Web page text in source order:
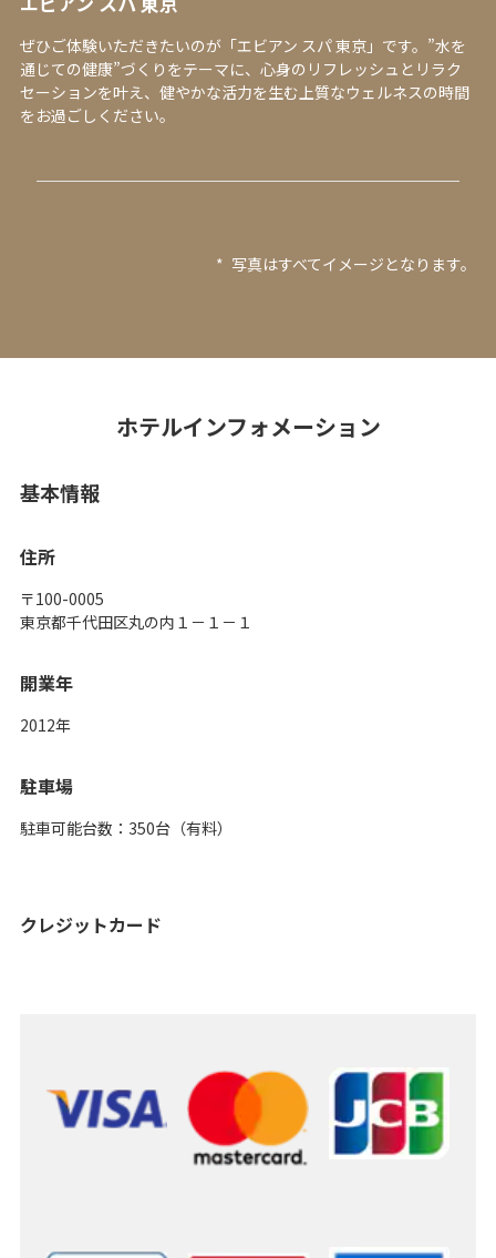
ぜひご体験いただきたいのが「エビアン スパ 東京」です。”水を
通じての健康”づくりをテーマに、心身のリフレッシュとリラク
セーションを叶え、健やかな活力を生む上質なウェルネスの時間
をお過ごしください。
* 写真はすべてイメージとなります。
ホテルインフォメーション
基本情報
住所
〒100-0005
東京都千代田区丸の内１－１－１
開業年
2012年
駐車場
駐車可能台数：350台（有料）
クレジットカード